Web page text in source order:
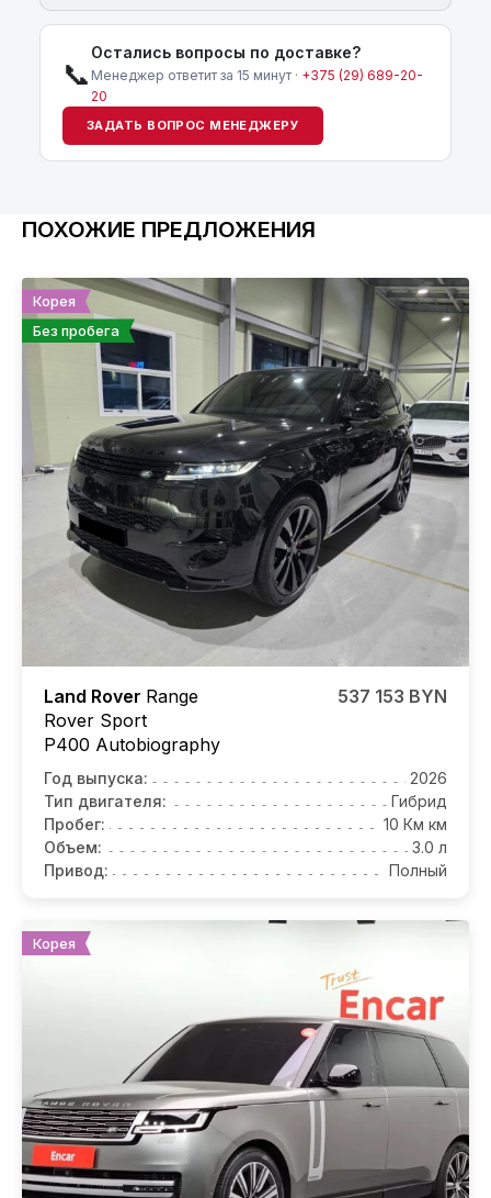
📞
Остались вопросы по доставке?
Менеджер ответит за 15 минут · +375 (29) 689-20-
20
ЗАДАТЬ ВОПРОС МЕНЕДЖЕРУ
ПОХОЖИЕ ПРЕДЛОЖЕНИЯ
Корея
Без пробега
Land Rover Range
Rover Sport
P400 Autobiography
537 153 BYN
Год выпуска:
2026
Тип двигателя:
Гибрид
Пробег:
10 Км км
Объем:
3.0 л
Привод:
Полный
Корея